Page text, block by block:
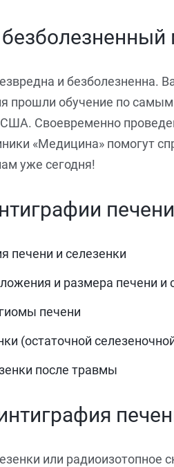
и безболезненна.
прошли обучение по
Своевременно
«Медицина» помогут
уже сегодня!
печени и селезенки
и размера печени и
печени
(остаточной
после травмы
или радиоизотопное